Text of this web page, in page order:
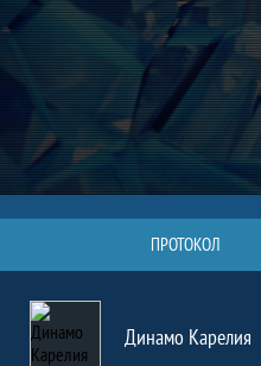
ПРОТОКОЛ
Динамо Карелия